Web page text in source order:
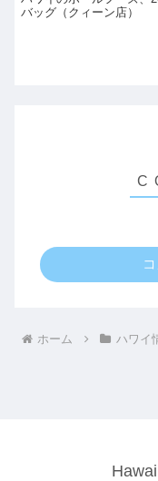
バッグ（クィーン店）
ホーム ハワイ